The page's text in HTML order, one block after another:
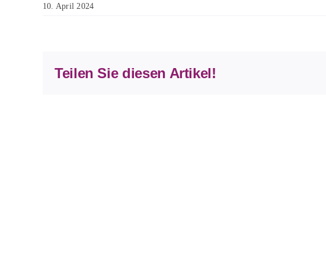
10. April 2024
Teilen Sie diesen Artikel!